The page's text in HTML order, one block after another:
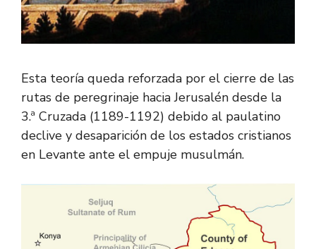
Esta teoría queda reforzada por el cierre de las
rutas de peregrinaje hacia Jerusalén desde la
3.ª Cruzada (1189-1192) debido al paulatino
declive y desaparición de los estados cristianos
en Levante ante el empuje musulmán.